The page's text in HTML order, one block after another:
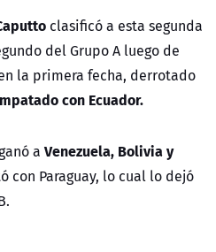
clasificó a esta segunda
del Grupo A luego de
la primera fecha, derrotado
con Ecuador.
a Venezuela, Bolivia y
con Paraguay, lo cual lo dejó